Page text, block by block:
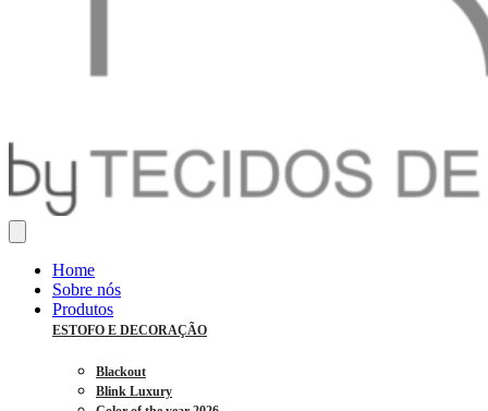
Home
Sobre nós
Produtos
ESTOFO E DECORAÇÃO
Blackout
Blink Luxury